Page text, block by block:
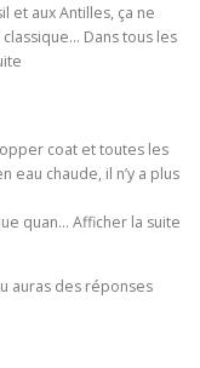
et aux Antilles, ça ne
Dans tous les
coat et toutes les
eau chaude, il n’y a plus
quan… Afficher la suite
auras des réponses